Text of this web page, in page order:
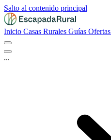
Salto al contenido principal
Inicio Casas Rurales Guías Ofertas
...